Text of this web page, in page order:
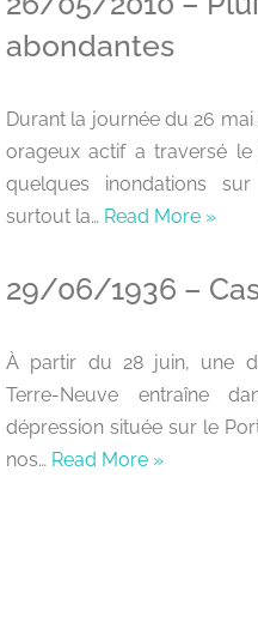
abondantes
Durant la journée du 26
orageux actif a traversé
quelques inondations sur
surtout la… Read More »
29/06/1936 –
À partir du 28 juin, une
Terre-Neuve entraîne
dépression située sur le
nos… Read More »